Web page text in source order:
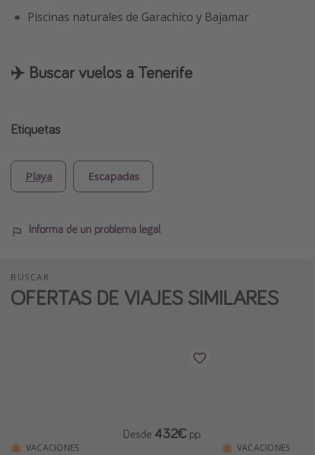
Piscinas naturales de Garachico y Bajamar
✈️ Buscar vuelos a Tenerife
Etiquetas
Playa Escapadas
Informa de un problema legal
BUSCAR
OFERTAS DE VIAJES SIMILARES
VACACIONES
Desde 432€ pp
VACACIONES